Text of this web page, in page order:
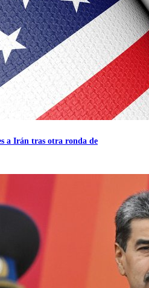
a Irán tras otra ronda de